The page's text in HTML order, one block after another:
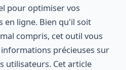
pour optimiser vos
en ligne. Bien qu'il soit
compris, cet outil vous
précieuses sur
utilisateurs. Cet article